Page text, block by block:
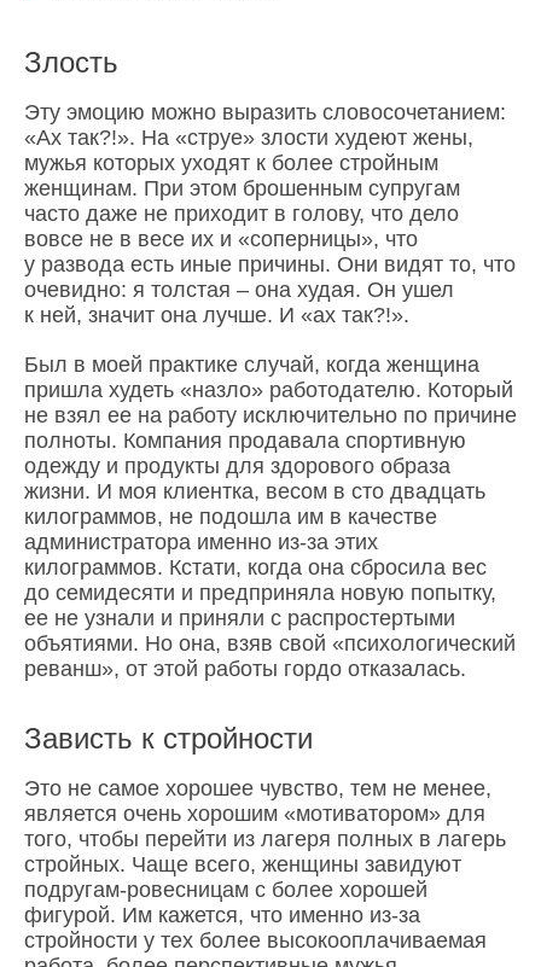
Злость
Эту эмоцию можно выразить словосочетанием:
«Ах так?!». На «струе» злости худеют жены,
мужья которых уходят к более стройным
женщинам. При этом брошенным супругам
часто даже не приходит в голову, что дело
вовсе не в весе их и «соперницы», что
у развода есть иные причины. Они видят то, что
очевидно: я толстая – она худая. Он ушел
к ней, значит она лучше. И «ах так?!».
Был в моей практике случай, когда женщина
пришла худеть «назло» работодателю. Который
не взял ее на работу исключительно по причине
полноты. Компания продавала спортивную
одежду и продукты для здорового образа
жизни. И моя клиентка, весом в сто двадцать
килограммов, не подошла им в качестве
администратора именно из-за этих
килограммов. Кстати, когда она сбросила вес
до семидесяти и предприняла новую попытку,
ее не узнали и приняли с распростертыми
объятиями. Но она, взяв свой «психологический
реванш», от этой работы гордо отказалась.
Зависть к стройности
Это не самое хорошее чувство, тем не менее,
является очень хорошим «мотиватором» для
того, чтобы перейти из лагеря полных в лагерь
стройных. Чаще всего, женщины завидуют
подругам-ровесницам с более хорошей
фигурой. Им кажется, что именно из-за
стройности у тех более высокооплачиваемая